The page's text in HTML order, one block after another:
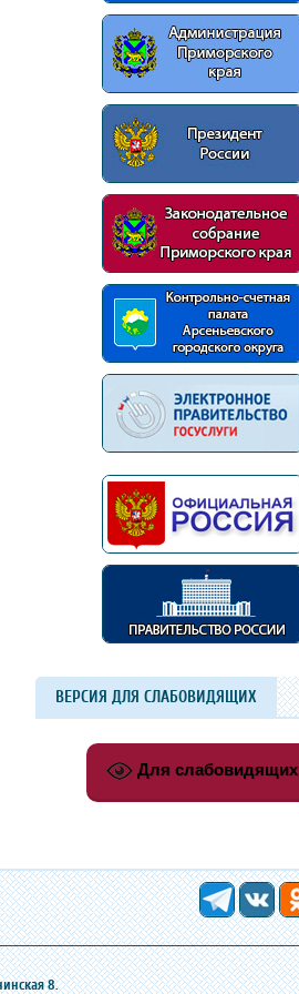
ВЕРСИЯ ДЛЯ СЛАБОВИДЯЩИХ
Для слабовидящих
8.